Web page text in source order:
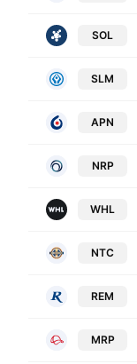
SOL
SLM
APN
NRP
WHL
NTC
REM
MRP